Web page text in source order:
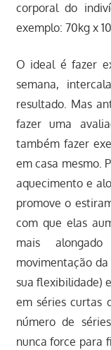
corporal do
exemplo: 70kg x
O ideal é fazer
semana,
resultado. Mas
fazer uma
também fazer
em casa mesmo.
aquecimento e
promove o
com que elas
mais
movimentação
sua flexibilidade)
em séries curtas
número de
nunca force para